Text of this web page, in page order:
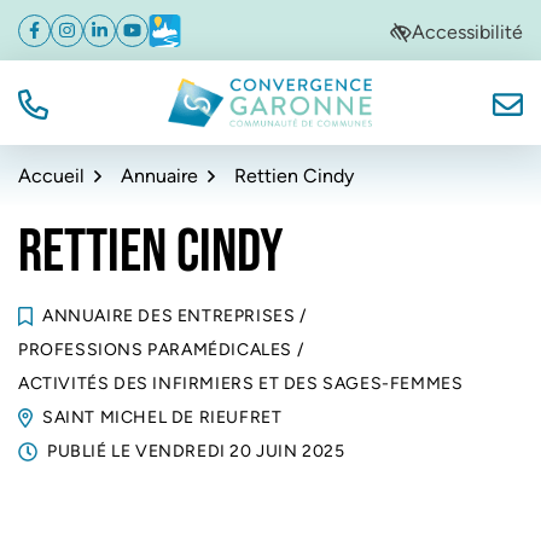
Aller
navigation
Aller
au
Aller
au
de
Facebook
(ouverture dans un nouvel onglet)
Instagram
(ouverture dans un nouvel onglet)
Linkedin
(ouverture dans un nouvel onglet)
YouTube
(ouverture dans un nouvel onglet)
Météo
(ouverture dans un nouvel onglet)Accessibilité
TÉL. Convergence Garonne
Accueil Annuaire Rettien Cindy
RETTIEN CINDY
ANNUAIRE DES ENTREPRISES /
PROFESSIONS PARAMÉDICALES /
ACTIVITÉS DES INFIRMIERS ET DES SAGES-FEMMES
SAINT MICHEL DE RIEUFRET
PUBLIÉ LE VENDREDI 20 JUIN 2025